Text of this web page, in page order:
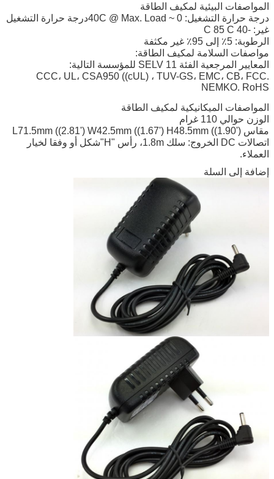
المواصفات البيئية لمكيف الطاقة
درجة حرارة التشغيل: 0 ~ 40C @ Max. Loadدرجة حرارة التشغيل
غير: -40 C 85 C
الرطوبة: 5٪ إلى 95٪ غير مكثفة
مواصفات السلامة لمكيف الطاقة:
المعايير المرجعية الفئة 11 SELV للمؤسسة التالية:
CCC، UL، CSA950 ((cUL) ، TUV-GS، EMC، CB، FCC.
NEMKO. RoHS
المواصفات الميكانيكية لمكيف الطاقة
الوزن حوالي 110 غرام
مقاس L71.5mm ((2.81') W42.5mm ((1.67') H48.5mm ((1.90')
اتصالات DC الخروج: سلك 1.8m، رأس "H"شكل أو وفقا لخيار
العملاء.
إضافة إلى السلة